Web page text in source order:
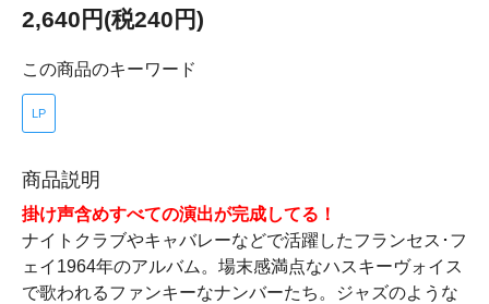
2,640円(税240円)
この商品のキーワード
LP
商品説明
掛け声含めすべての演出が完成してる！
ナイトクラブやキャバレーなどで活躍したフランセス･フ
ェイ1964年のアルバム。場末感満点なハスキーヴォイス
で歌われるファンキーなナンバーたち。ジャズのような